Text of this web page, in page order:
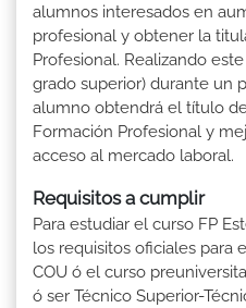
alumnos interesados en
profesional y obtener la
Profesional. Realizando
grado superior) durante un
alumno obtendrá el título
Formación Profesional y
acceso al mercado laboral.
Requisitos a cumplir
Para estudiar el curso FP
los requisitos oficiales para
COU ó el curso
ó ser Técnico Superior-